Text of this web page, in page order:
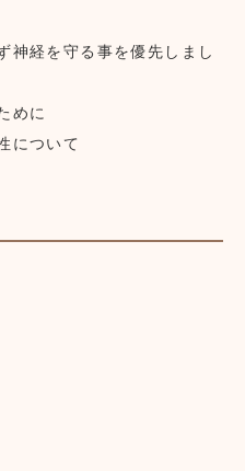
神経を守る事を優先しまし
めに
について